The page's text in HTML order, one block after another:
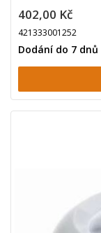
402,00 Kč
421333001252
Dodání do 7 dnů